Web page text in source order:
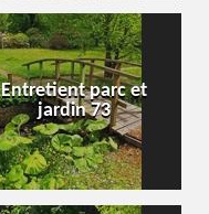
Entretient parc et
jardin 73